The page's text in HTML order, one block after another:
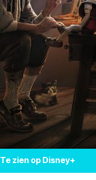
Te zien op Disney+